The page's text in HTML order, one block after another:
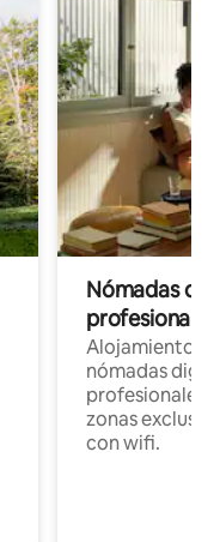
Nómadas
Alojamientos
nómadas
profesionales
zonas
con wifi.